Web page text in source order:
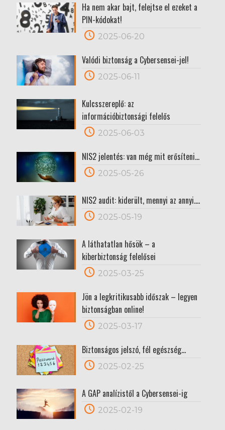
Ha nem akar bajt, felejtse el ezeket a
PIN-kódokat!
2025-06-20
Valódi biztonság a Cybersensei-jel!
2025-06-11
Kulcsszereplő: az
információbiztonsági felelős
2025-06-03
NIS2 jelentés: van még mit erősíteni…
2025-05-26
NIS2 audit: kiderült, mennyi az annyi….
2025-05-19
A láthatatlan hősök – a
kiberbiztonság felelősei
2025-03-25
Jön a legkritikusabb időszak – legyen
biztonságban online!
2025-03-17
Biztonságos jelszó, fél egészség…
2025-02-25
A GAP analízistől a Cybersensei-ig
2025-02-19